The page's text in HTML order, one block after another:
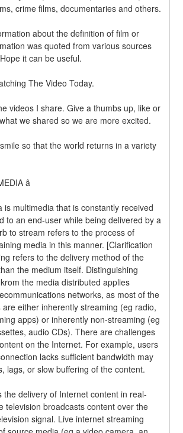
crime films, documentaries and others.
about the definition of film or
was quoted from various sources
it can be useful.
The Video Today.
videos I share. Give a thumbs up, like or
we shared so we are more excited.
so that the world returns in a variety
â
is multimedia that is constantly received
to an end-user while being delivered by a
to stream refers to the process of
media in this manner. [Clarification
refers to the delivery method of the
the medium itself. Distinguishing
the media distributed applies
networks, as most of the
are either inherently streaming (eg radio,
apps) or inherently non-streaming (eg
audio CDs). There are challenges
on the Internet. For example, users
lacks sufficient bandwidth may
lags, or slow buffering of the content.
the delivery of Internet content in real-
television broadcasts content over the
signal. Live internet streaming